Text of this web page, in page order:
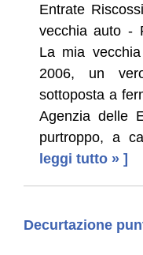
Entrate
vecchia auto -
La mia
2006, un
sottoposta a
Agenzia delle
purtroppo, a
leggi tutto » ]
Decurtazione